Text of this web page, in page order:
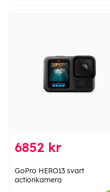
6852 kr
GoPro HERO13 svart
actionkamera